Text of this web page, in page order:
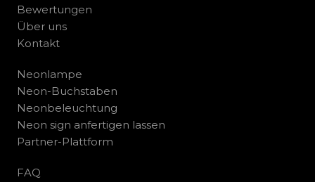
Bewertungen
Über uns
Kontakt
Neonlampe
Neon-Buchstaben
Neonbeleuchtung
Neon sign anfertigen lassen
Partner-Plattform
FAQ